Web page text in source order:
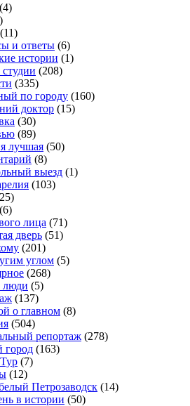
(4)
(11)
и ответы (6)
истории (1)
студии (208)
(335)
по городу (160)
доктор (15)
(30)
(89)
лучшая (50)
(8)
выезд (1)
(103)
(6)
лица (71)
дверь (51)
(201)
углом (5)
(268)
люди (5)
(137)
о главном (8)
(504)
репортаж (278)
город (163)
(7)
(12)
Петрозаводск (14)
в истории (50)